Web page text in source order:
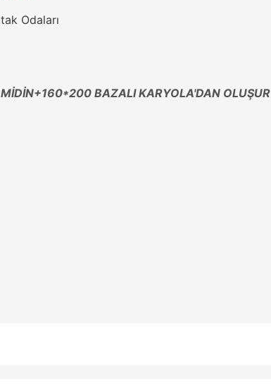
Odaları
BAZALI KARYOLA'DAN OLUŞUR